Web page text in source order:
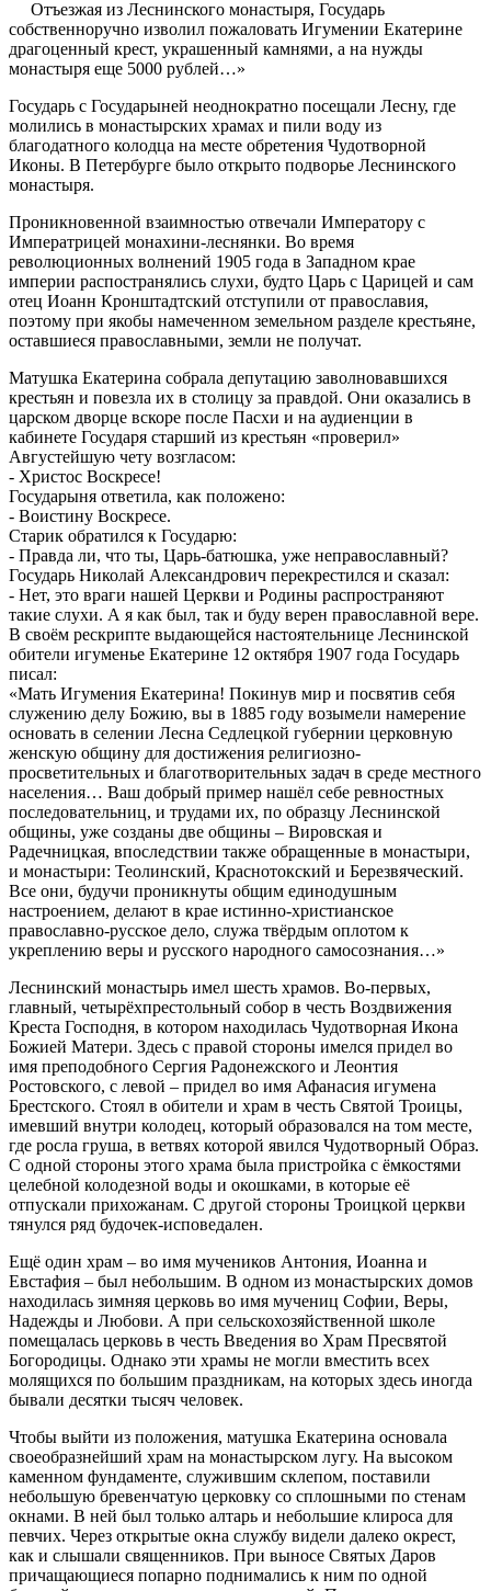
Отъезжая из Леснинского монастыря, Государь
собственноручно изволил пожаловать Игумении Екатерине
драгоценный крест, украшенный камнями, а на нужды
монастыря еще 5000 рублей…»
Государь с Государыней неоднократно посещали Лесну, где
молились в монастырских храмах и пили воду из
благодатного колодца на месте обретения Чудотворной
Иконы. В Петербурге было открыто подворье Леснинского
монастыря.
Проникновенной взаимностью отвечали Императору с
Императрицей монахини-леснянки. Во время
революционных волнений 1905 года в Западном крае
империи распостранялись слухи, будто Царь с Царицей и сам
отец Иоанн Кронштадтский отступили от православия,
поэтому при якобы намеченном земельном разделе крестьяне,
оставшиеся православными, земли не получат.
Матушка Екатерина собрала депутацию заволновавшихся
крестьян и повезла их в столицу за правдой. Они оказались в
царском дворце вскоре после Пасхи и на аудиенции в
кабинете Государя старший из крестьян «проверил»
Августейшую чету возгласом:
- Христос Воскресе!
Государыня ответила, как положено:
- Воистину Воскресе.
Старик обратился к Государю:
- Правда ли, что ты, Царь-батюшка, уже неправославный?
Государь Николай Александрович перекрестился и сказал:
- Нет, это враги нашей Церкви и Родины распространяют
такие слухи. А я как был, так и буду верен православной вере.
В своём рескрипте выдающейся настоятельнице Леснинской
обители игуменье Екатерине 12 октября 1907 года Государь
писал:
«Мать Игумения Екатерина! Покинув мир и посвятив себя
служению делу Божию, вы в 1885 году возымели намерение
основать в селении Лесна Седлецкой губернии церковную
женскую общину для достижения религиозно-
просветительных и благотворительных задач в среде местного
населения… Ваш добрый пример нашёл себе ревностных
последовательниц, и трудами их, по образцу Леснинской
общины, уже созданы две общины – Вировская и
Радечницкая, впоследствии также обращенные в монастыри,
и монастыри: Теолинский, Краснотокский и Березвяческий.
Все они, будучи проникнуты общим единодушным
настроением, делают в крае истинно-христианское
православно-русское дело, служа твёрдым оплотом к
укреплению веры и русского народного самосознания…»
Леснинский монастырь имел шесть храмов. Во-первых,
главный, четырёхпрестольный собор в честь Воздвижения
Креста Господня, в котором находилась Чудотворная Икона
Божией Матери. Здесь с правой стороны имелся придел во
имя преподобного Сергия Радонежского и Леонтия
Ростовского, с левой – придел во имя Афанасия игумена
Брестского. Стоял в обители и храм в честь Святой Троицы,
имевший внутри колодец, который образовался на том месте,
где росла груша, в ветвях которой явился Чудотворный Образ.
С одной стороны этого храма была пристройка с ёмкостями
целебной колодезной воды и окошками, в которые её
отпускали прихожанам. С другой стороны Троицкой церкви
тянулся ряд будочек-исповедален.
Ещё один храм – во имя мучеников Антония, Иоанна и
Евстафия – был небольшим. В одном из монастырских домов
находилась зимняя церковь во имя мучениц Софии, Веры,
Надежды и Любови. А при сельскохозяйственной школе
помещалась церковь в честь Введения во Храм Пресвятой
Богородицы. Однако эти храмы не могли вместить всех
молящихся по большим праздникам, на которых здесь иногда
бывали десятки тысяч человек.
Чтобы выйти из положения, матушка Екатерина основала
своеобразнейший храм на монастырском лугу. На высоком
каменном фундаменте, служившим склепом, поставили
небольшую бревенчатую церковку со сплошными по стенам
окнами. В ней был только алтарь и небольшие клироса для
певчих. Через открытые окна службу видели далеко окрест,
как и слышали священников. При выносе Святых Даров
причащающиеся попарно поднимались к ним по одной